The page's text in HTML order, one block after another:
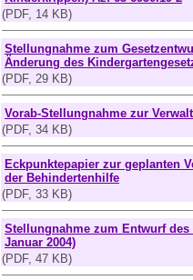
(PDF, 14 KB)
Stellungnahme zum
Änderung des
(PDF, 29 KB)
Vorab-Stellungnahme zur
(PDF, 34 KB)
Eckpunktepapier zur geplanten
der Behindertenhilfe
(PDF, 33 KB)
Stellungnahme zum Entwurf des
Januar 2004)
(PDF, 47 KB)